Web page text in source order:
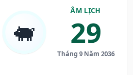
🐖
ÂM LỊCH
29
Tháng 9 Năm 2036